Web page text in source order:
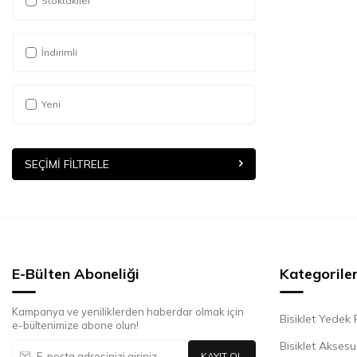
İndirimli
Yeni
SEÇIMI FILTRELE
E-Bülten Aboneliği
Kampanya ve yeniliklerden haberdar olmak için
e-bültenimize abone olun!
Kategoriler
Bisiklet Yedek
Bisiklet